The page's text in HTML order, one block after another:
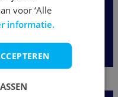
voor ‘Alle
informatie.